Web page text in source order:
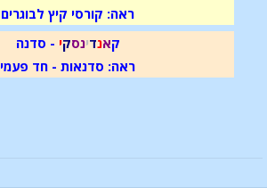
ראה: קורסי קיץ לבוגרים
קאנדינסקי - סדנה
ראה: סדנאות - חד פעמי